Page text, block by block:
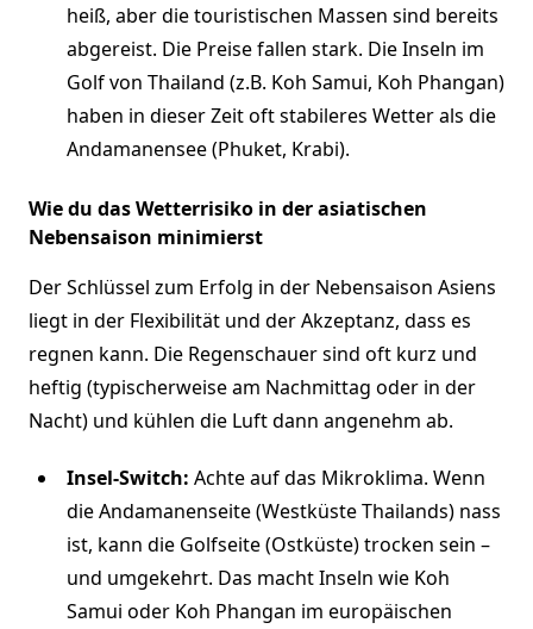
heiß, aber die touristischen Massen sind bereits
abgereist. Die Preise fallen stark. Die Inseln im
Golf von Thailand (z.B. Koh Samui, Koh Phangan)
haben in dieser Zeit oft stabileres Wetter als die
Andamanensee (Phuket, Krabi).
Wie du das Wetterrisiko in der asiatischen
Nebensaison minimierst
Der Schlüssel zum Erfolg in der Nebensaison Asiens
liegt in der Flexibilität und der Akzeptanz, dass es
regnen kann. Die Regenschauer sind oft kurz und
heftig (typischerweise am Nachmittag oder in der
Nacht) und kühlen die Luft dann angenehm ab.
Insel-Switch: Achte auf das Mikroklima. Wenn
die Andamanenseite (Westküste Thailands) nass
ist, kann die Golfseite (Ostküste) trocken sein –
und umgekehrt. Das macht Inseln wie Koh
Samui oder Koh Phangan im europäischen